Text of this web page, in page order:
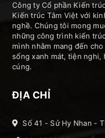
Công ty Cổ phần Kiến
Kiến trúc Tâm Việt với
nghề. Chúng tôi mong
những công trình kiến
mình nhằm mang đến
sống xanh mát, tiện nghi,
cúng.
ĐỊA CHỈ
Số 41 - Sử Hy Nhan -